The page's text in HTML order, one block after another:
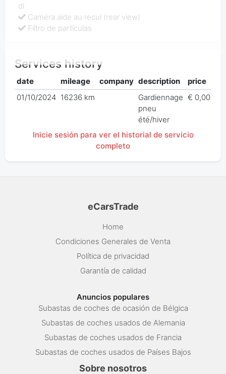
di
Caméra aide au recul (rear view)
Filtro de partículas
Services history
date mileage company description
price
01/10/2024 16236 km
Gardiennage
pneu
été/hiver
€ 0,00
Inicie sesión para ver el historial de servicio
completo
eCarsTrade
Home
Condiciones Generales de Venta
Política de privacidad
Garantía de calidad
Anuncios populares
Subastas de coches de ocasión de Bélgica
Subastas de coches usados de Alemania
Subastas de coches usados de Francia
Subastas de coches usados de Países Bajos
Sobre nosotros